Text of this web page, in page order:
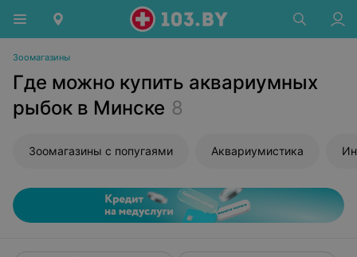
Зоомагазины
Где можно купить аквариумных
рыбок в Минске 8
Зоомагазины с попугаями Аквариумистика